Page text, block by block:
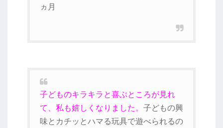
ヵ月
子どものキラキラと喜ぶところが見れ
て、私も嬉しくなりました。 子どもの興
味とカチッとハマる玩具で遊べられるの